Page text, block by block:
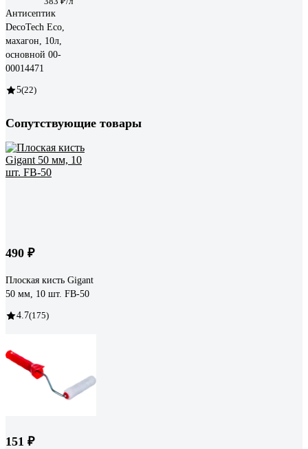
Антисептик
DecoTech Eco,
махагон, 10л,
oсновной 00-
00014471
5(22)
Сопутствующие товары
490 ₽
Плоская кисть Gigant
50 мм, 10 шт. FB-50
4.7(175)
151 ₽